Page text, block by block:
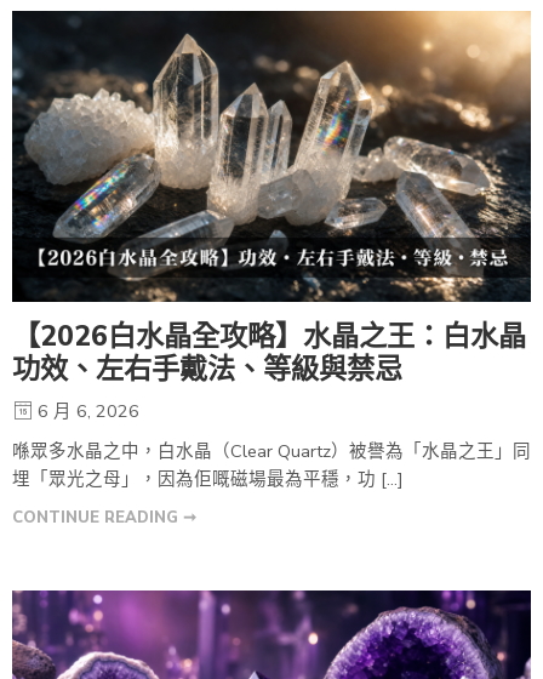
【2026白水晶全攻略】水晶之王：白水晶
功效、左右手戴法、等級與禁忌
6 月 6, 2026
喺眾多水晶之中，白水晶（Clear Quartz）被譽為「水晶之王」同
埋「眾光之母」，因為佢嘅磁場最為平穩，功 […]
CONTINUE READING ➞